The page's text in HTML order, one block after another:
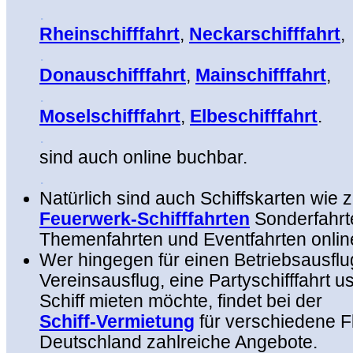
.
Rheinschifffahrt, Neckarschifffahrt,
.
Donauschifffahrt, Mainschifffahrt,
.
Moselschifffahrt, Elbeschifffahrt.
.
sind auch online buchbar.
.
Natürlich sind auch Schiffskarten wie
Feuerwerk-Schifffahrten
Themenfahrten und Eventfahrten
Wer hingegen für einen
Vereinsausflug, eine Partyschifffahrt
Schiff mieten möchte, findet bei der
Schiff-Vermietung für verschiedene
Deutschland zahlreiche Angebote.